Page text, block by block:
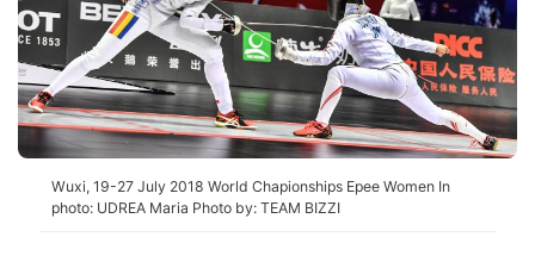
Wuxi, 19-27 July 2018 World Chapionships Epee Women In
photo: UDREA Maria Photo by: TEAM BIZZI